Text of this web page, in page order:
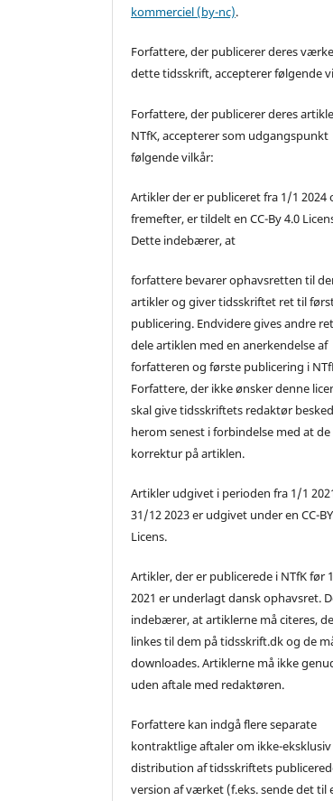
kommerciel (by-nc).
Forfattere, der publicerer deres
dette tidsskrift, accepterer følgende
Forfattere, der publicerer deres
NTfK, accepterer som udgangspunkt
følgende vilkår:
Artikler der er publiceret fra 1/1 2024
fremefter, er tildelt en CC-By 4.0
Dette indebærer, at
forfattere bevarer ophavsretten til
artikler og giver tidsskriftet ret til
publicering. Endvidere gives andre
dele artiklen med en anerkendelse af
forfatteren og første publicering i
Forfattere, der ikke ønsker denne
skal give tidsskriftets redaktør besked
herom senest i forbindelse med at
korrektur på artiklen.
Artikler udgivet i perioden fra 1/1
31/12 2023 er udgivet under en CC-
Licens.
Artikler, der er publicerede i NTfK før
2021 er underlagt dansk ophavsret.
indebærer, at artiklerne må citeres,
linkes til dem på tidsskrift.dk og de
downloades. Artiklerne må ikke
uden aftale med redaktøren.
Forfattere kan indgå flere separate
kontraktlige aftaler om ikke-eksklusiv
distribution af tidsskriftets
version af værket (f.eks. sende det til